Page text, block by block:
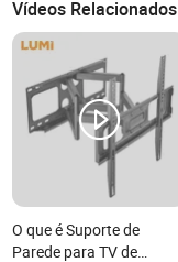
Vídeos Relacionados
O que é Suporte de
Parede para TV de